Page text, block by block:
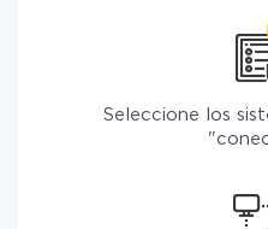
Seleccione los